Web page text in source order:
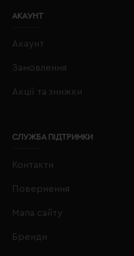
АКАУНТ
Акаунт
Замовлення
Акції та знижки
СЛУЖБА ПІДТРИМКИ
Контакти
Повернення
Мапа сайту
Бренди